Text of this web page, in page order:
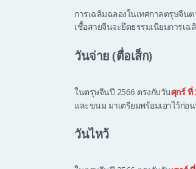
การเฉลิมฉลองในเทศกาลตรุษจีน
เชื้อสายจีนจะยึดธรรมเนียมการเ
วันจ่าย (ตื่อเส็ก)
ในตรุษจีนปี 2566 ตรงกับวันศุกร์ ที่
และขนม มาเตรียมพร้อมเอาไว้ก่
วันไหว้